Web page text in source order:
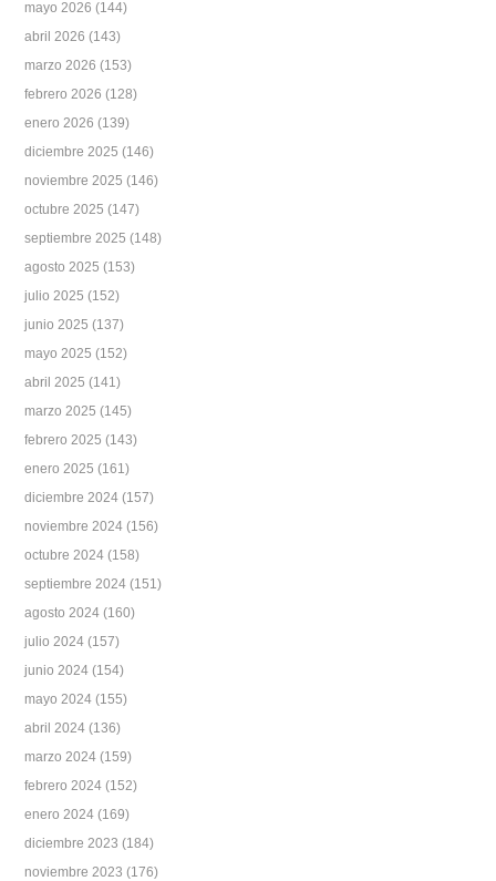
mayo 2026 (144)
abril 2026 (143)
marzo 2026 (153)
febrero 2026 (128)
enero 2026 (139)
diciembre 2025 (146)
noviembre 2025 (146)
octubre 2025 (147)
septiembre 2025 (148)
agosto 2025 (153)
julio 2025 (152)
junio 2025 (137)
mayo 2025 (152)
abril 2025 (141)
marzo 2025 (145)
febrero 2025 (143)
enero 2025 (161)
diciembre 2024 (157)
noviembre 2024 (156)
octubre 2024 (158)
septiembre 2024 (151)
agosto 2024 (160)
julio 2024 (157)
junio 2024 (154)
mayo 2024 (155)
abril 2024 (136)
marzo 2024 (159)
febrero 2024 (152)
enero 2024 (169)
diciembre 2023 (184)
noviembre 2023 (176)